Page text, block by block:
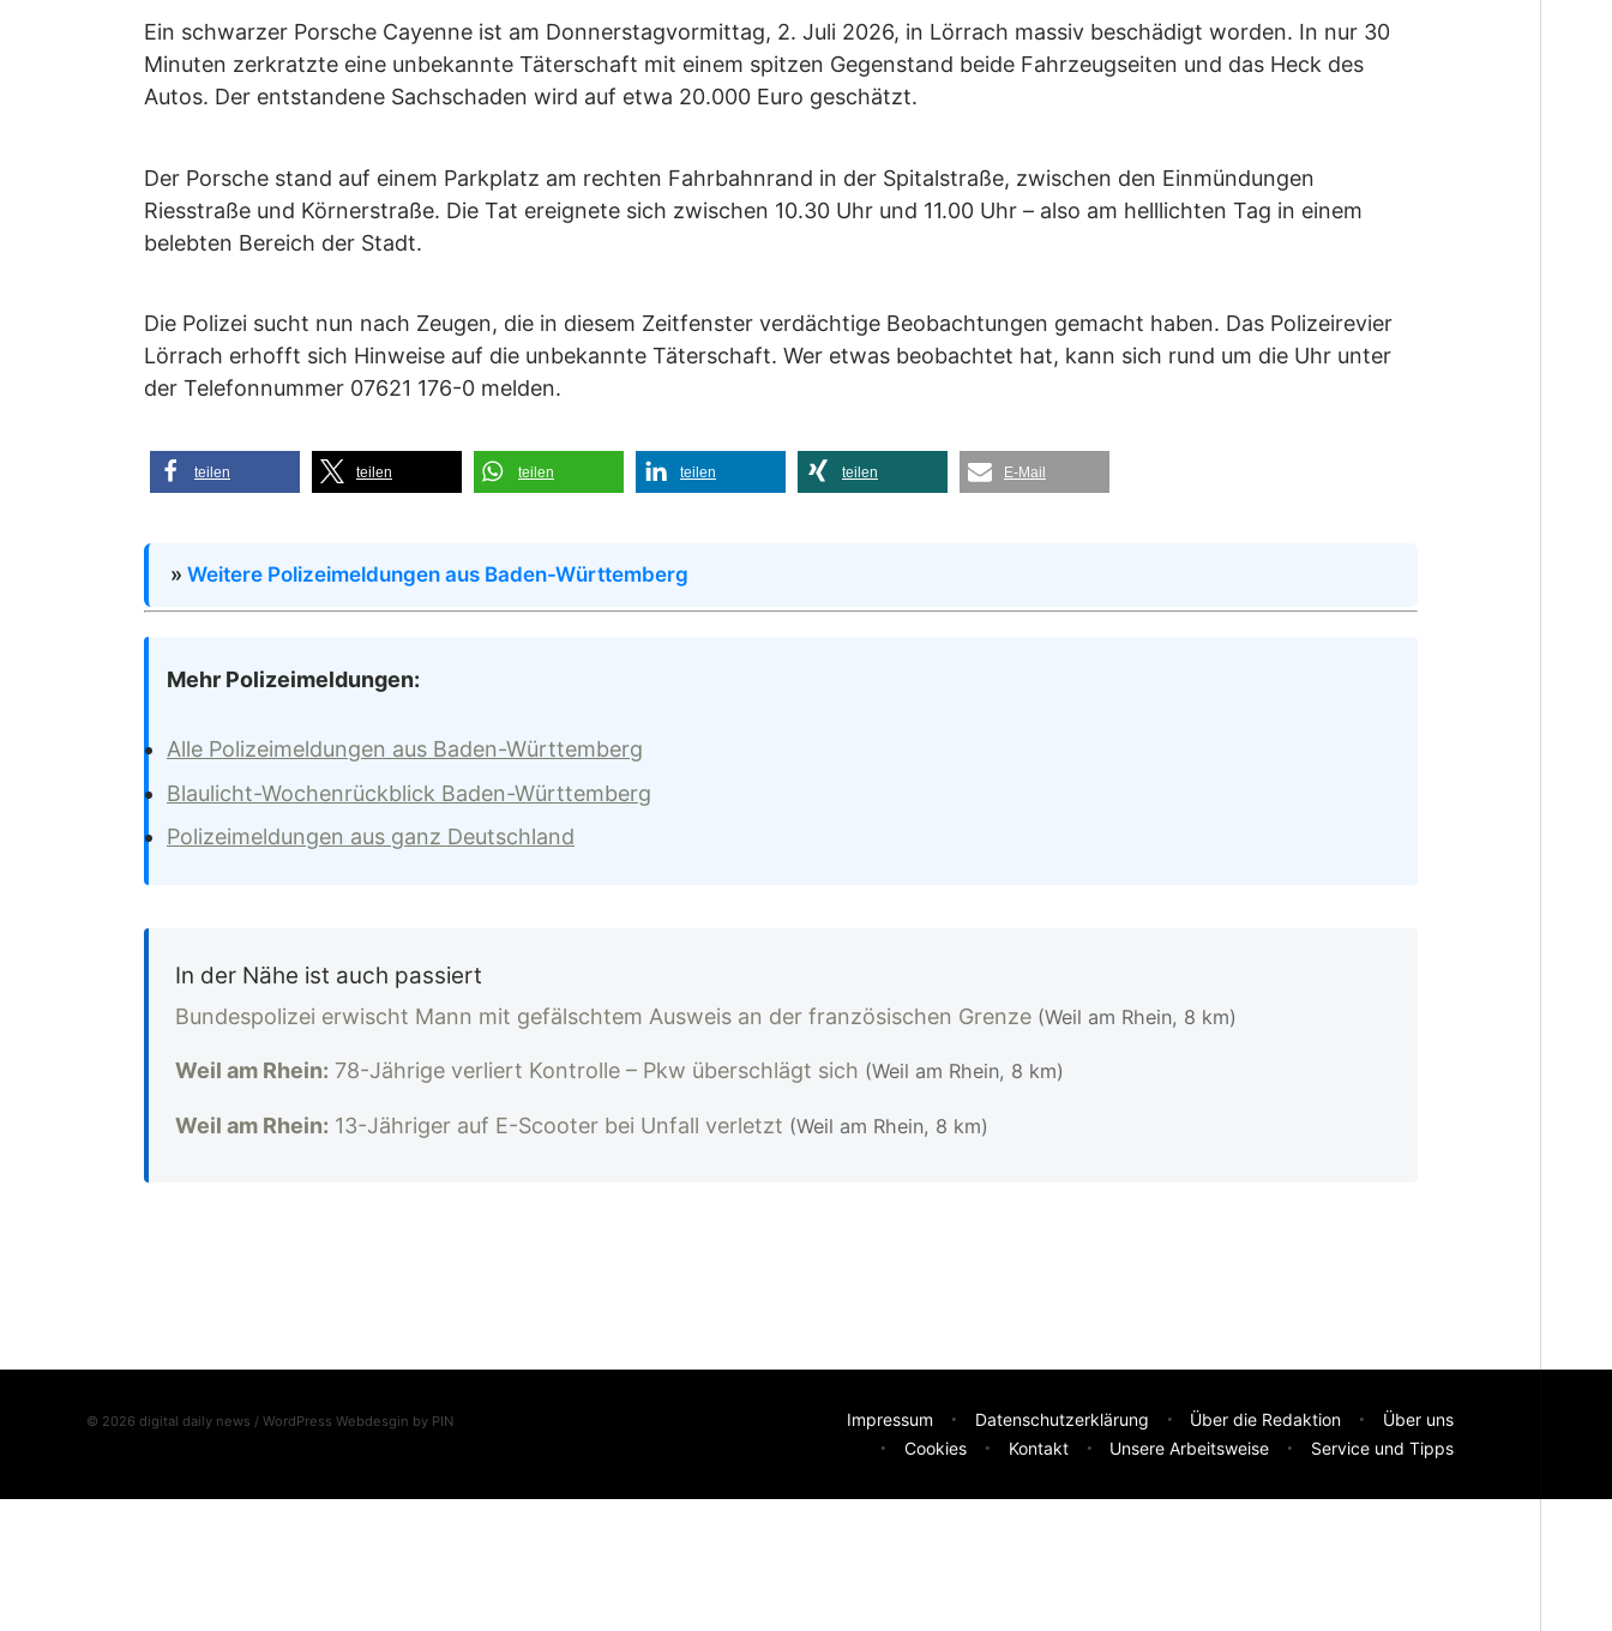
Ein schwarzer Porsche Cayenne ist am Donnerstagvormittag, 2. Juli 2026, in Lörrach massiv beschädigt worden. In nur 30
Minuten zerkratzte eine unbekannte Täterschaft mit einem spitzen Gegenstand beide Fahrzeugseiten und das Heck des
Autos. Der entstandene Sachschaden wird auf etwa 20.000 Euro geschätzt.
Der Porsche stand auf einem Parkplatz am rechten Fahrbahnrand in der Spitalstraße, zwischen den Einmündungen
Riesstraße und Körnerstraße. Die Tat ereignete sich zwischen 10.30 Uhr und 11.00 Uhr – also am helllichten Tag in einem
belebten Bereich der Stadt.
Die Polizei sucht nun nach Zeugen, die in diesem Zeitfenster verdächtige Beobachtungen gemacht haben. Das Polizeirevier
Lörrach erhofft sich Hinweise auf die unbekannte Täterschaft. Wer etwas beobachtet hat, kann sich rund um die Uhr unter
der Telefonnummer 07621 176-0 melden.
teilen teilen teilen teilen teilen E-Mail
» Weitere Polizeimeldungen aus Baden-Württemberg
Mehr Polizeimeldungen:
Alle Polizeimeldungen aus Baden-Württemberg
Blaulicht-Wochenrückblick Baden-Württemberg
Polizeimeldungen aus ganz Deutschland
In der Nähe ist auch passiert
Bundespolizei erwischt Mann mit gefälschtem Ausweis an der französischen Grenze (Weil am Rhein, 8 km)
Weil am Rhein: 78-Jährige verliert Kontrolle – Pkw überschlägt sich (Weil am Rhein, 8 km)
Weil am Rhein: 13-Jähriger auf E-Scooter bei Unfall verletzt (Weil am Rhein, 8 km)
© 2026 digital daily news / WordPress Webdesgin by PIN Impressum Datenschutzerklärung Über die Redaktion
Über uns
Cookies
Kontakt Unsere Arbeitsweise Service und Tipps